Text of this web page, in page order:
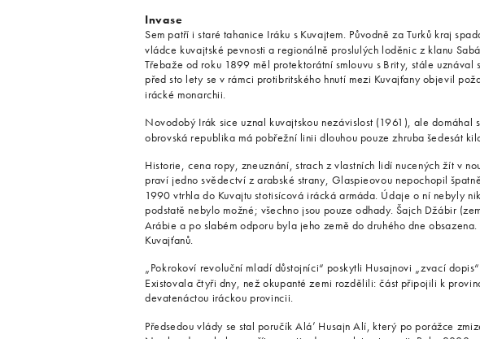
Invase
Sem patří i staré tahanice Iráku s Kuvajtem. Původně za Turků kraj
vládce kuvajtské pevnosti a regionálně proslulých loděnic z klanu
Třebaže od roku 1899 měl protektorátní smlouvu s Brity, stále uznával
před sto lety se v rámci protibritského hnutí mezi Kuvajťany objevil
irácké monarchii.
Novodobý Irák sice uznal kuvajtskou nezávislost (1961), ale domáhal
obrovská republika má pobřežní linii dlouhou pouze zhruba šedesát
Historie, cena ropy, zneuznání, strach z vlastních lidí nucených žít v
praví jedno svědectví z arabské strany, Glaspieovou nepochopil
1990 vtrhla do Kuvajtu stotisícová irácká armáda. Údaje o ní nebyly
podstatě nebylo možné; všechno jsou pouze odhady. Šajch Džábir
Arábie a po slabém odporu byla jeho země do druhého dne
Kuvajťanů.
„Pokrokoví revoluční mladí důstojníci“ poskytli Husajnovi „zvací
Existovala čtyři dny, než okupanté zemi rozdělili: část připojili k
devatenáctou iráckou provincii.
Předsedou vlády se stal poručík Alá’ Husajn Alí, který po porážce